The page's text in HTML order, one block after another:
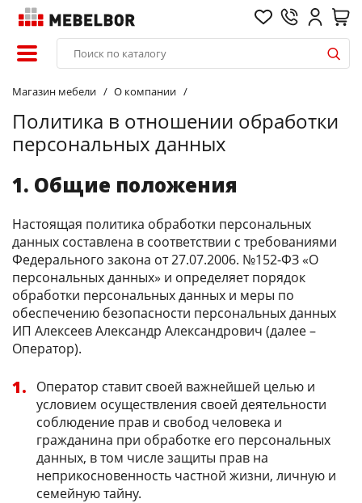
Магазин мебели О компании
Политика в отношении обработки
персональных данных
1. Общие положения
Настоящая политика обработки персональных
данных составлена в соответствии с требованиями
Федерального закона от 27.07.2006. №152-ФЗ «О
персональных данных» и определяет порядок
обработки персональных данных и меры по
обеспечению безопасности персональных данных
ИП Алексеев Александр Александрович (далее –
Оператор).
Оператор ставит своей важнейшей целью и
условием осуществления своей деятельности
соблюдение прав и свобод человека и
гражданина при обработке его персональных
данных, в том числе защиты прав на
неприкосновенность частной жизни, личную и
семейную тайну.